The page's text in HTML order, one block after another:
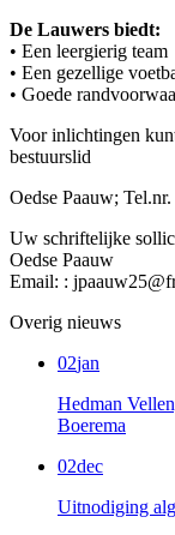
De Lauwers biedt:
• Een leergierig team
• Een gezellige
• Goede
Voor inlichtingen
bestuurslid
Oedse Paauw;
Uw schriftelijke
Oedse Paauw
Email: :
Overig nieuws
02jan
Hedman
Boerema
02dec
Uitnodiging